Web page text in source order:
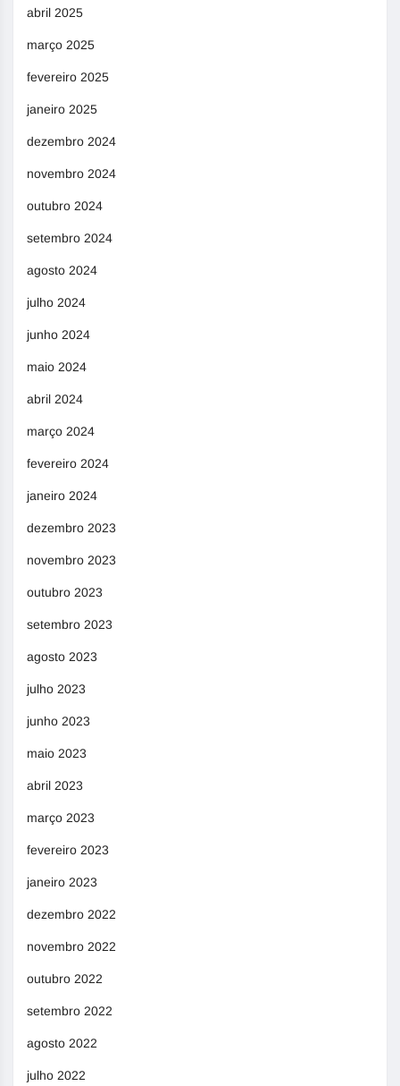
abril 2025
março 2025
fevereiro 2025
janeiro 2025
dezembro 2024
novembro 2024
outubro 2024
setembro 2024
agosto 2024
julho 2024
junho 2024
maio 2024
abril 2024
março 2024
fevereiro 2024
janeiro 2024
dezembro 2023
novembro 2023
outubro 2023
setembro 2023
agosto 2023
julho 2023
junho 2023
maio 2023
abril 2023
março 2023
fevereiro 2023
janeiro 2023
dezembro 2022
novembro 2022
outubro 2022
setembro 2022
agosto 2022
julho 2022